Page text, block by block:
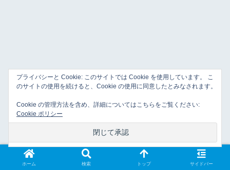
ホーム 検索 トップ サイドバー
プライバシーと Cookie: このサイトでは Cookie を使用しています。 こ
のサイトの使用を続けると、Cookie の使用に同意したとみなされます。
Cookie の管理方法を含め、詳細についてはこちらをご覧ください:
Cookie ポリシー